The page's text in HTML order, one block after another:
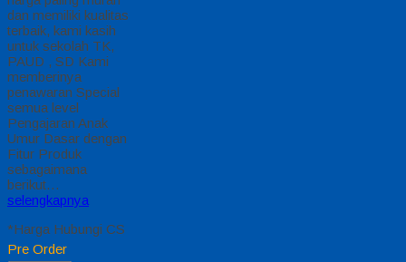
dan memiliki kualitas
terbaik, kami kasih
untuk sekolah TK,
PAUD , SD Kami
memberinya
penawaran Special
semua level
Pengajaran Anak
Umur Dasar dengan
Fitur Produk
sebagaimana
berikut…
selengkapnya
*Harga Hubungi CS
Pre Order